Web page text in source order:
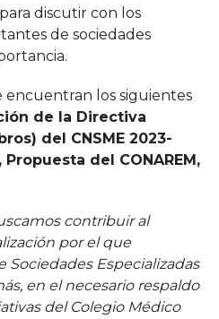
para discutir con los
de sociedades
encuentran los siguientes
de la Directiva
del CNSME 2023-
del CONAREM,
contribuir al
por el que
Sociedades Especializadas
en el necesario respaldo
del Colegio Médico